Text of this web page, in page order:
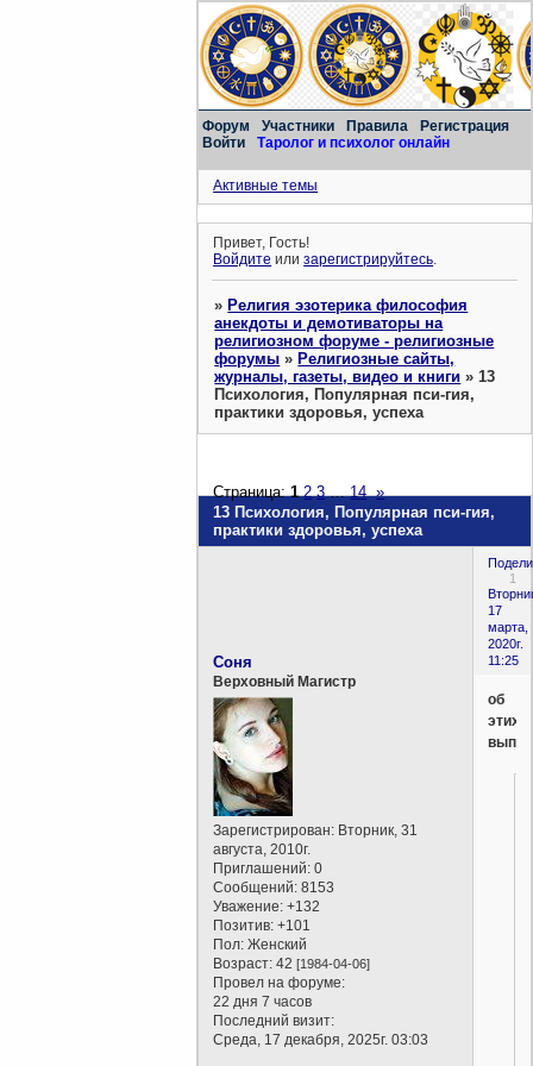
Форум Участники Правила
Регистрация
Войти
Таролог и психолог онлайн
Активные темы
Привет, Гость!
Войдите илизарегистрируйтесь.
»Религия эзотерика философия
анекдоты и демотиваторы на
религиозном форуме - религиозные
форумы »Религиозные сайты,
журналы, газеты, видео и книги » 13
Психология, Популярная пси-гия,
практики здоровья, успеха
13 Психология, Популярная пси-гия,
практики здоровья, успеха
Страница:1 2 3 … 14 »
1
17
марта,
2020г.
11:25
Соня
Верховный Магистр
Зарегистрирован: Вторник, 31
августа, 2010г.
Приглашений: 0
Сообщений: 8153
Уважение: +132
Позитив: +101
Пол: Женский
Возраст: 42[1984-04-06]
Провел на форуме:
22 дня 7 часов
Последний визит:
Среда, 17 декабря, 2025г. 03:03
об
этих